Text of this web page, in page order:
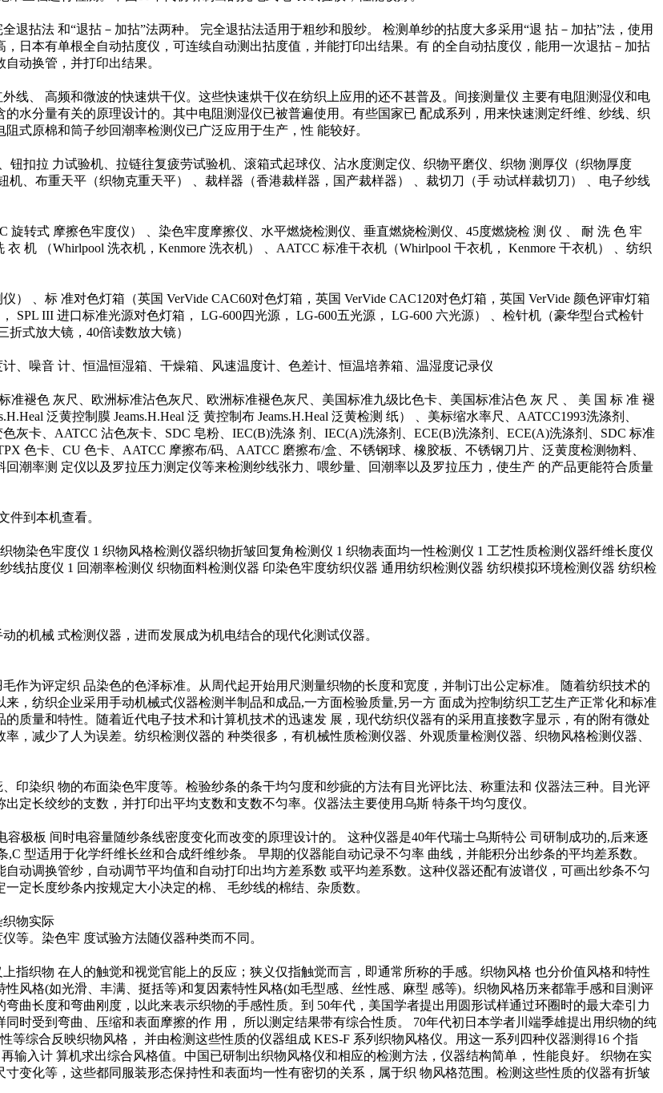
拈法 和“退拈－加拈”法两种。 完全退拈法适用于粗纱和股纱。 检测单纱的拈度大多采用“退 拈－加拈”法，使用
日本有单根全自动拈度仪，可连续自动测出拈度值，并能打印出结果。有 的全自动拈度仪，能用一次退拈－加拈
动换管，并打印出结果。
、 高频和微波的快速烘干仪。这些快速烘干仪在纺织上应用的还不甚普及。间接测量仪 主要有电阻测湿仪和电
水分量有关的原理设计的。其中电阻测湿仪已被普遍使用。有些国家已 配成系列，用来快速测定纤维、纱线、织
式原棉和筒子纱回潮率检测仪已广泛应用于生产，性 能较好。
扣拉 力试验机、拉链往复疲劳试验机、滚箱式起球仪、沾水度测定仪、织物平磨仪、织物 测厚仪（织物厚度
、布重天平（织物克重天平） 、裁样器（香港裁样器，国产裁样器） 、裁切刀（手 动试样裁切刀） 、电子纱线
转式 摩擦色牢度仪） 、染色牢度摩擦仪、水平燃烧检测仪、垂直燃烧检测仪、45度燃烧检 测 仪 、 耐 洗 色 牢
机 （Whirlpool 洗衣机，Kenmore 洗衣机） 、AATCC 标准干衣机（Whirlpool 干衣机， Kenmore 干衣机） 、纺织
、标 准对色灯箱（英国 VerVide CAC60对色灯箱，英国 VerVide CAC120对色灯箱，英国 VerVide 颜色评审灯箱
SPL III 进口标准光源对色灯箱， LG-600四光源， LG-600五光源， LG-600 六光源） 、检针机（豪华型台式检针
式放大镜，40倍读数放大镜）
、噪音 计、恒温恒湿箱、干燥箱、风速温度计、色差计、恒温培养箱、温湿度记录仪
褪色 灰尺、欧洲标准沾色灰尺、欧洲标准褪色灰尺、美国标准九级比色卡、美国标准沾色 灰 尺 、 美 国 标 准 褪
泛黄控制膜 Jeams.H.Heal 泛 黄控制布 Jeams.H.Heal 泛黄检测 纸） 、美标缩水率尺、AATCC1993洗涤剂、
灰卡、AATCC 沾色灰卡、SDC 皂粉、IEC(B)洗涤 剂、IEC(A)洗涤剂、ECE(B)洗涤剂、ECE(A)洗涤剂、SDC 标准
色卡、CU 色卡、AATCC 摩擦布/码、AATCC 磨擦布/盒、不锈钢球、橡胶板、不锈钢刀片、泛黄度检测物料、
潮率测 定仪以及罗拉压力测定仪等来检测纱线张力、喂纱量、回潮率以及罗拉压力，使生产 的产品更能符合质量
件到本机查看。
染色牢度仪 1 织物风格检测仪器织物折皱回复角检测仪 1 织物表面均一性检测仪 1 工艺性质检测仪器纤维长度仪
线拈度仪 1 回潮率检测仪 织物面料检测仪器 印染色牢度纺织仪器 通用纺织检测仪器 纺织模拟环境检测仪器 纺织检
机械 式检测仪器，进而发展成为机电结合的现代化测试仪器。
为评定织 品染色的色泽标准。从周代起开始用尺测量织物的长度和宽度，并制订出公定标准。 随着纺织技术的
，纺织企业采用手动机械式仪器检测半制品和成品,一方面检验质量,另一方 面成为控制纺织工艺生产正常化和标准
质量和特性。随着近代电子技术和计算机技术的迅速发 展，现代纺织仪器有的采用直接数字显示，有的附有微处
，减少了人为误差。纺织检测仪器的 种类很多，有机械性质检测仪器、外观质量检测仪器、织物风格检测仪器、
染织 物的布面染色牢度等。检验纱条的条干均匀度和纱疵的方法有目光评比法、称重法和 仪器法三种。目光评
定长绞纱的支数，并打印出平均支数和支数不匀率。仪器法主要使用乌斯 特条干均匀度仪。
极板 间时电容量随纱条线密度变化而改变的原理设计的。 这种仪器是40年代瑞士乌斯特公 司研制成功的,后来逐
型适用于化学纤维长丝和合成纤维纱条。 早期的仪器能自动记录不匀率 曲线，并能积分出纱条的平均差系数。
动调换管纱，自动调节平均值和自动打印出均方差系数 或平均差系数。这种仪器还配有波谱仪，可画出纱条不匀
定长度纱条内按规定大小决定的棉、 毛纱线的棉结、杂质数。
物实际
等。染色牢 度试验方法随仪器种类而不同。
织物 在人的触觉和视觉官能上的反应；狭义仅指触觉而言，即通常所称的手感。织物风格 也分价值风格和特性
风格(如光滑、丰满、挺括等)和复因素特性风格(如毛型感、丝性感、麻型 感等)。织物风格历来都靠手感和目测评
曲长度和弯曲刚度，以此来表示织物的手感性质。到 50年代，美国学者提出用圆形试样通过环圈时的最大牵引力
时受到弯曲、压缩和表面摩擦的作 用， 所以测定结果带有综合性质。 70年代初日本学者川端季雄提出用织物的纯
综合反映织物风格， 并由检测这些性质的仪器组成 KES-F 系列织物风格仪。用这一系列四种仪器测得16 个指
输入计 算机求出综合风格值。中国已研制出织物风格仪和相应的检测方法，仪器结构简单， 性能良好。 织物在实
变化等，这些都同服装形态保持性和表面均一性有密切的关系，属于织 物风格范围。检测这些性质的仪器有折皱